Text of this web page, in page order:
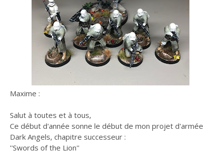
Maxime :
Salut à toutes et à tous,
Ce début d'année sonne le début de mon projet d'armée
Dark Angels, chapitre successeur :
''Swords of the Lion''